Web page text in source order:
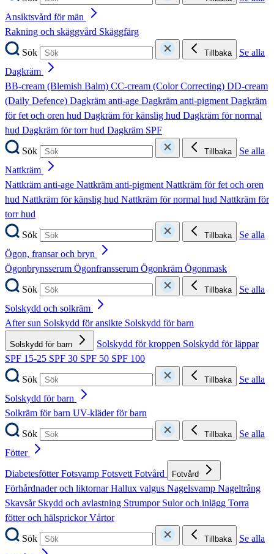
Ansiktsvård för män
Rakning och skäggvård Skäggfärg
Sök
Tillbaka
Se alla
Dagkräm
BB-cream (Blemish Balm) CC-cream (Color Correcting) DD-cream
(Daily Defence) Dagkräm anti-age Dagkräm anti-pigmentDagkräm
för fet och oren hud Dagkräm för känslig hud Dagkräm för normal
hud Dagkräm för torr hud Dagkräm SPF
Sök
Tillbaka
Se alla
Nattkräm
Nattkräm anti-age Nattkräm anti-pigmentNattkräm för fet och oren
hud Nattkräm för känslig hud Nattkräm för normal hud Nattkräm för
torr hud
Sök
Tillbaka
Se alla
Ögon, fransar och bryn
Ögonbrynsserum Ögonfransserum Ögonkräm Ögonmask
Sök
Tillbaka
Se alla
Solskydd och solkräm
After sun Solskydd för ansikte Solskydd för barn
Solskydd för barn Solskydd för kroppen Solskydd för läppar
SPF 15-25 SPF 30 SPF 50 SPF 100
Sök
Tillbaka
Se alla
Solskydd för barn
Solkräm för barn UV-kläder för barn
Sök
Tillbaka
Se alla
Fötter
DiabetesfötterFotsvamp FotsvettFotvård Fotvård
Förhårdnader och liktornarHallux valgus Nagelsvamp Nageltrång
Skavsår Skydd och avlastning Strumpor Sulor och inlägg Torra
fötter och hälsprickorVårtor
Sök
Tillbaka
Se alla